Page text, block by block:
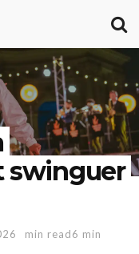
swinguer
min read6 min